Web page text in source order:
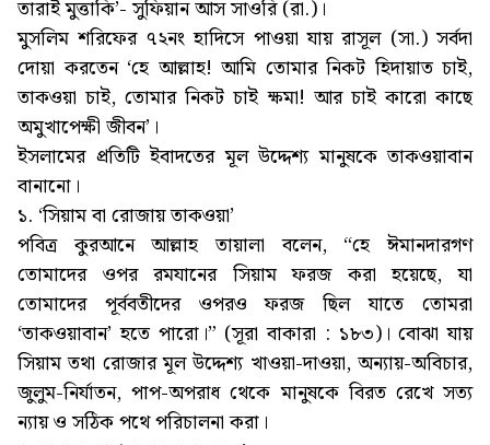
তারাই মুত্তাকি’- সুফিয়ান আস সাওরি (রা.)।
মুসলিম শরিফের ৭২নং হাদিসে পাওয়া যায় রাসূল (সা.) সর্বদা
দোয়া করতেন ‘হে আল্লাহ! আমি তোমার নিকট হিদায়াত চাই,
তাকওয়া চাই, তোমার নিকট চাই ক্ষমা! আর চাই কারো কাছে
অমুখাপেক্ষী জীবন’।
ইসলামের প্রতিটি ইবাদতের মূল উদ্দেশ্য মানুষকে তাকওয়াবান
বানানো।
১. ‘সিয়াম বা রোজায় তাকওয়া’
পবিত্র কুরআনে আল্লাহ তায়ালা বলেন, “হে ঈমানদারগণ
তোমাদের ওপর রমযানের সিয়াম ফরজ করা হয়েছে, যা
তোমাদের পূর্ববতীদের ওপরও ফরজ ছিল যাতে তোমরা
‘তাকওয়াবান’ হতে পারো।” (সূরা বাকারা : ১৮৩)। বোঝা যায়
সিয়াম তথা রোজার মূল উদ্দেশ্য খাওয়া-দাওয়া, অন্যায়-অবিচার,
জুলুম-নির্যাতন, পাপ-অপরাধ থেকে মানুষকে বিরত রেখে সত্য
ন্যায় ও সঠিক পথে পরিচালনা করা।